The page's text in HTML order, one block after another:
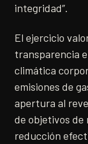
integridad”.
El ejercicio
transparencia
climática
emisiones de
apertura al
de objetivos de
reducción